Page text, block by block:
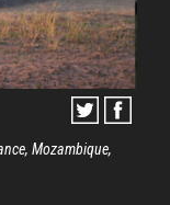
Mozambique,